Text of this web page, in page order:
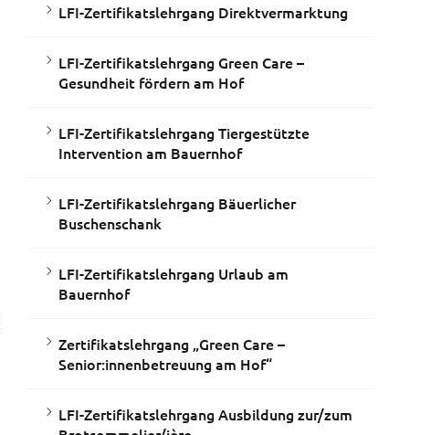
LFI-Zertifikatslehrgang Direktvermarktung
LFI-Zertifikatslehrgang Green Care –
Gesundheit fördern am Hof
LFI-Zertifikatslehrgang Tiergestützte
Intervention am Bauernhof
LFI-Zertifikatslehrgang Bäuerlicher
Buschenschank
LFI-Zertifikatslehrgang Urlaub am
Bauernhof
Zertifikatslehrgang „Green Care –
Senior:innenbetreuung am Hof“
LFI-Zertifikatslehrgang Ausbildung zur/zum